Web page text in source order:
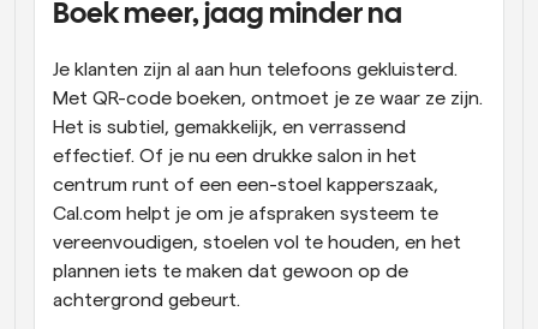
Boek meer, jaag minder na
Je klanten zijn al aan hun telefoons gekluisterd.
Met QR-code boeken, ontmoet je ze waar ze zijn.
Het is subtiel, gemakkelijk, en verrassend
effectief. Of je nu een drukke salon in het
centrum runt of een een-stoel kapperszaak,
Cal.com helpt je om je afspraken systeem te
vereenvoudigen, stoelen vol te houden, en het
plannen iets te maken dat gewoon op de
achtergrond gebeurt.